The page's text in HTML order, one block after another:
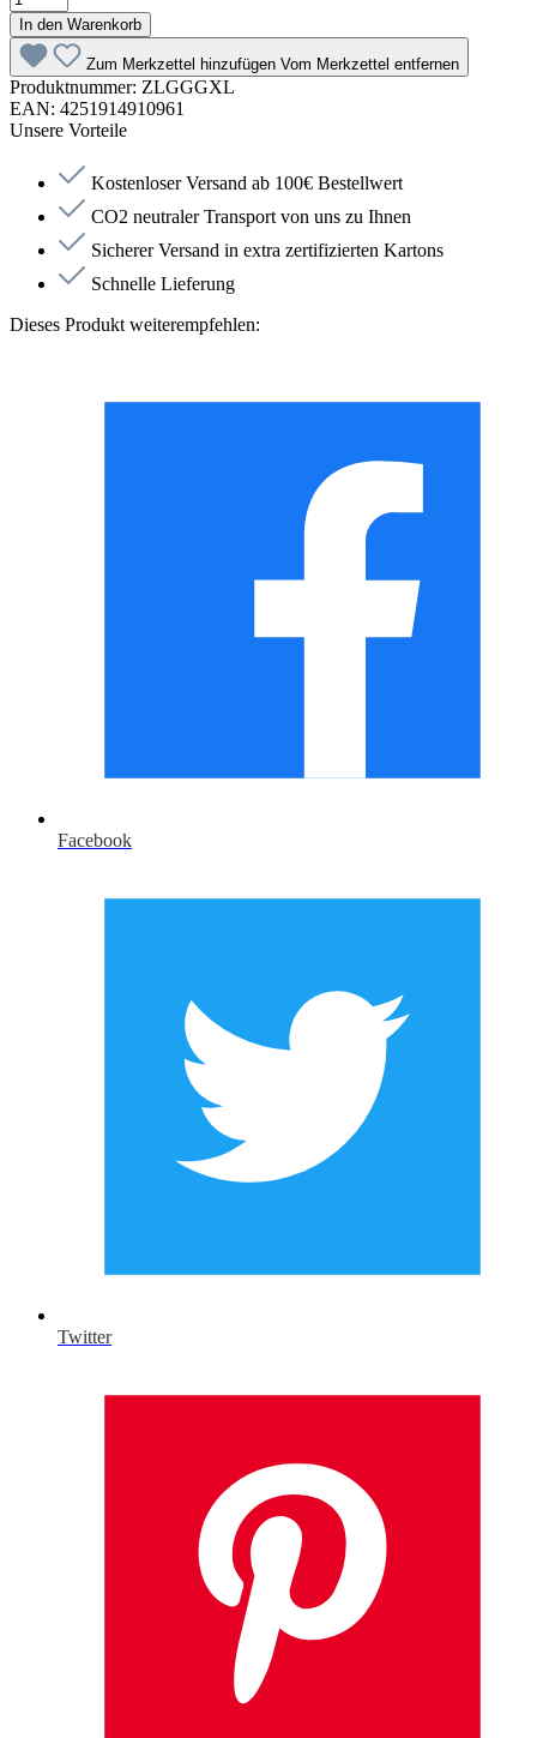
In den Warenkorb
Zum Merkzettel hinzufügen Vom Merkzettel entfernen
Produktnummer: ZLGGGXL
EAN: 4251914910961
Unsere Vorteile
Kostenloser Versand ab 100€ Bestellwert
CO2 neutraler Transport von uns zu Ihnen
Sicherer Versand in extra zertifizierten Kartons
Schnelle Lieferung
Dieses Produkt weiterempfehlen:
Facebook
Twitter